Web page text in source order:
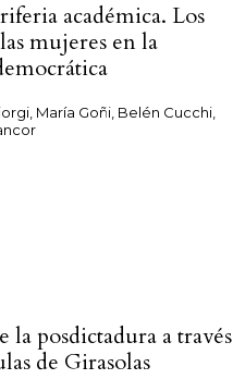
académica. Los
mujeres en la
María Goñi, Belén Cucchi,
la posdictadura a través
de Girasolas